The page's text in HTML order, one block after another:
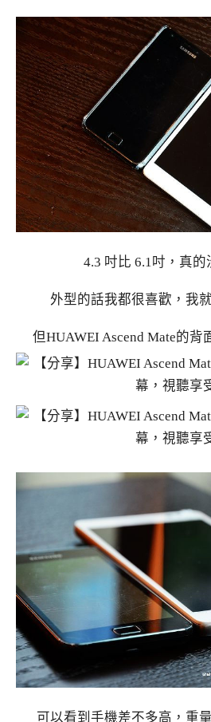
4.3 吋比 6.1吋，真的
外型的話我都很喜歡，我
但HUAWEI Ascend Mate的背
可以看到手機差不多高，重